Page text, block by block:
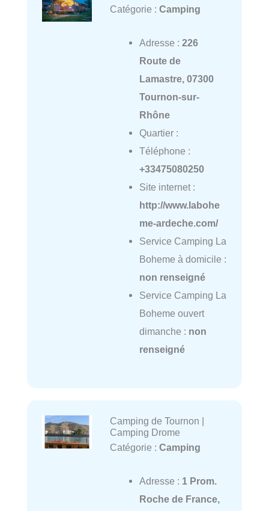
Catégorie : Camping
Adresse : 226
Route de
Lamastre, 07300
Tournon-sur-
Rhône
Quartier :
Téléphone :
+33475080250
Site internet :
http://www.labohe
me-ardeche.com/
Service Camping La
Boheme à domicile :
non renseigné
Service Camping La
Boheme ouvert
dimanche : non
renseigné
Camping de Tournon |
Camping Drome
Catégorie : Camping
Adresse : 1 Prom.
Roche de France,